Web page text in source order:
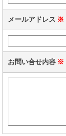
メールアドレス ※
お問い合せ内容 ※